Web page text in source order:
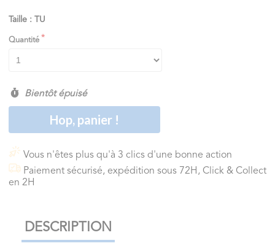
Taille : TU
Quantité
Bientôt épuisé
Hop, panier !
Vous n'êtes plus qu'à 3 clics d'une bonne action
Paiement sécurisé, expédition sous 72H, Click & Collect
en 2H
DESCRIPTION